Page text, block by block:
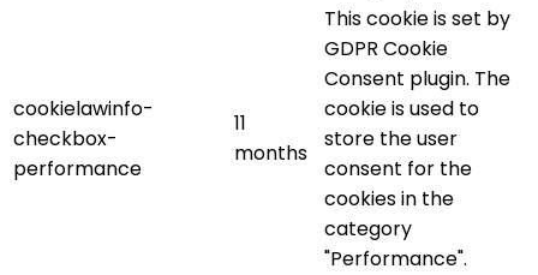
cookielawinfo-
checkbox-
performance
11
months
This cookie is set by
GDPR Cookie
Consent plugin. The
cookie is used to
store the user
consent for the
cookies in the
category
"Performance".